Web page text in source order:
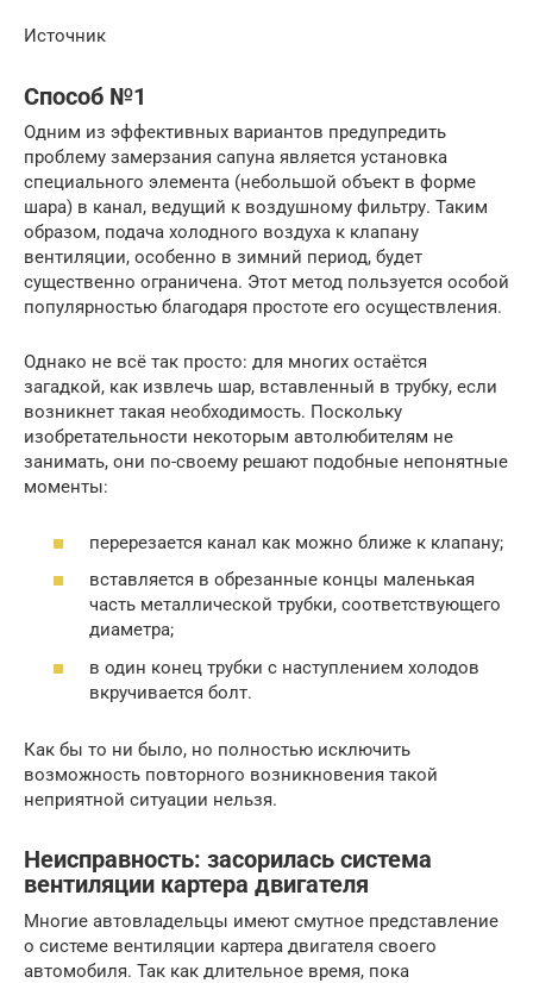
Источник
Способ №1
Одним из эффективных вариантов предупредить
проблему замерзания сапуна является установка
специального элемента (небольшой объект в форме
шара) в канал, ведущий к воздушному фильтру. Таким
образом, подача холодного воздуха к клапану
вентиляции, особенно в зимний период, будет
существенно ограничена. Этот метод пользуется особой
популярностью благодаря простоте его осуществления.
Однако не всё так просто: для многих остаётся
загадкой, как извлечь шар, вставленный в трубку, если
возникнет такая необходимость. Поскольку
изобретательности некоторым автолюбителям не
занимать, они по-своему решают подобные непонятные
моменты:
перерезается канал как можно ближе к клапану;
вставляется в обрезанные концы маленькая
часть металлической трубки, соответствующего
диаметра;
в один конец трубки с наступлением холодов
вкручивается болт.
Как бы то ни было, но полностью исключить
возможность повторного возникновения такой
неприятной ситуации нельзя.
Неисправность: засорилась система
вентиляции картера двигателя
Многие автовладельцы имеют смутное представление
о системе вентиляции картера двигателя своего
автомобиля. Так как длительное время, пока